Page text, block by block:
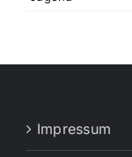
Impressum